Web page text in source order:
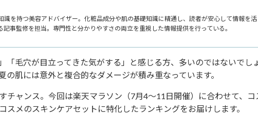
識を持つ美容アドバイザー。化粧品成分や肌の基礎知識に精通し、読者が安心して情報を活
事監修を担当。専門性と分かりやすさの両立を重視した情報提供を行っている。
「毛穴が目立ってきた気がする」と感じる方、多いのではないでし
肌には意外と複合的なダメージが積み重なっています。
チャンス。今回は楽天マラソン（7月4〜11日開催）に合わせて、コ
メのスキンケアセットに特化したランキングをお届けします。